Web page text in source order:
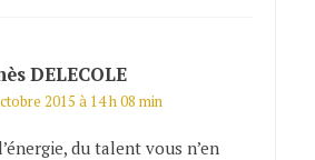
DELECOLE
2015 à 14 h 08 min
du talent vous n’en